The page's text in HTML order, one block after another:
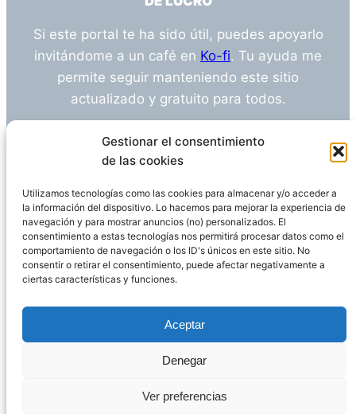
Gestionar el consentimiento
de las cookies
Utilizamos tecnologías como las cookies para almacenar y/o acceder a
la información del dispositivo. Lo hacemos para mejorar la experiencia de
navegación y para mostrar anuncios (no) personalizados. El
consentimiento a estas tecnologías nos permitirá procesar datos como el
comportamiento de navegación o los ID's únicos en este sitio. No
consentir o retirar el consentimiento, puede afectar negativamente a
ciertas características y funciones.
Aceptar
Denegar
Ver preferencias
Si este portal te ha sido útil, puedes apoyarlo
invitándome a un café en Ko-fi. Tu ayuda me
permite seguir manteniendo este sitio
actualizado y gratuito para todos.
¿Tienes alguna duda o sugerencia? Escríbeme
info@empleosanitarioinvestigacion.es
Descargo de Responsabilidad
Declaración de Privacidad Política de cookies
WordPress
Página administrada por Javier Ripoll